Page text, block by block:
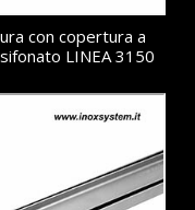
con copertura a
LINEA 3150